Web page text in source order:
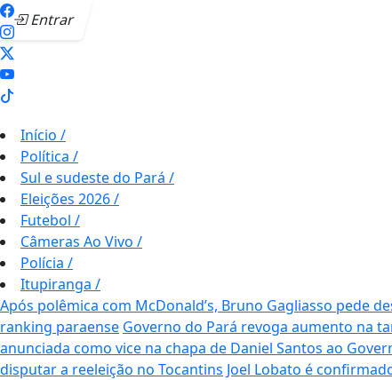
Entrar
Início /
Política /
Sul e sudeste do Pará /
Eleições 2026/
Futebol /
Câmeras Ao Vivo /
Polícia /
Itupiranga /
Após polêmica com McDonald’s, Bruno Gagliasso pede
ranking paraense Governo do Pará revoga aumento na
anunciada como vice na chapa de Daniel Santos ao
disputar a reeleição no Tocantins Joel Lobato é